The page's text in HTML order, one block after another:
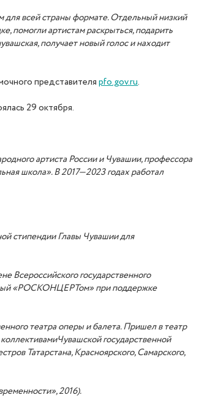
для всей страны формате. Отдельный низкий
помогли артистам раскрыться, подарить
получает новый голос и находит
представителяpfo.gov.ru.
29 октября.
артиста России и Чувашии, профессора
школа». В 2017—2023годахработал
стипендии Главы Чувашии для
Всероссийского государственного
«РОСКОНЦЕРТом» при поддержке
театра оперы и балета. Пришел в театр
Чувашской государственной
Татарстана, Красноярского, Самарского,
2016).